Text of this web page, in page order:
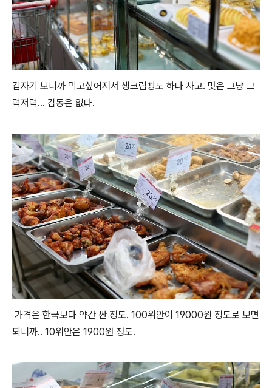
갑자기 보니까 먹고싶어져서 생크림빵도 하나 사고. 맛은 그냥 그
럭저럭... 감동은 없다.
가격은 한국보다 약간 싼 정도. 100위안이 19000원 정도로 보면
되니까.. 10위안은 1900원 정도.